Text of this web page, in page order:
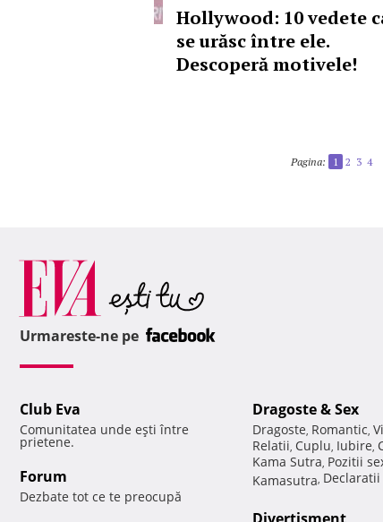
Hollywood: 10 vedete
se urăsc între ele.
Descoperă motivele!
Pagina: 1 2 3 4
Urmareste-ne pe
Club Eva
Comunitatea unde eşti între
prietene.
Forum
Dezbate tot ce te preocupă
Dragoste & Sex
Dragoste, Romantic,
Relatii, Cuplu, Iubire,
Kama Sutra, Pozitii
Kamasutra,